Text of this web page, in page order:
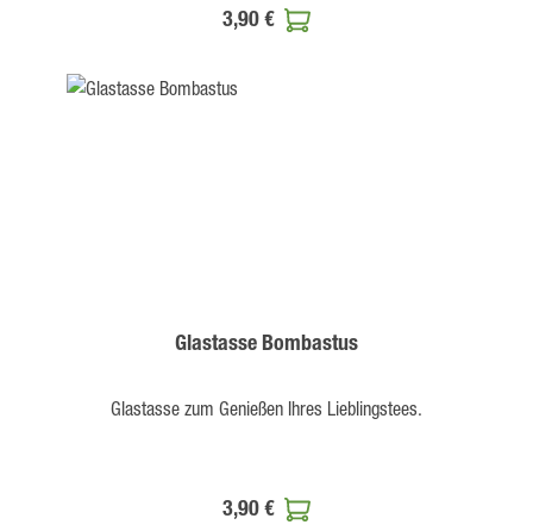
3,90 €
Glastasse Bombastus
Glastasse zum Genießen Ihres Lieblingstees.
3,90 €